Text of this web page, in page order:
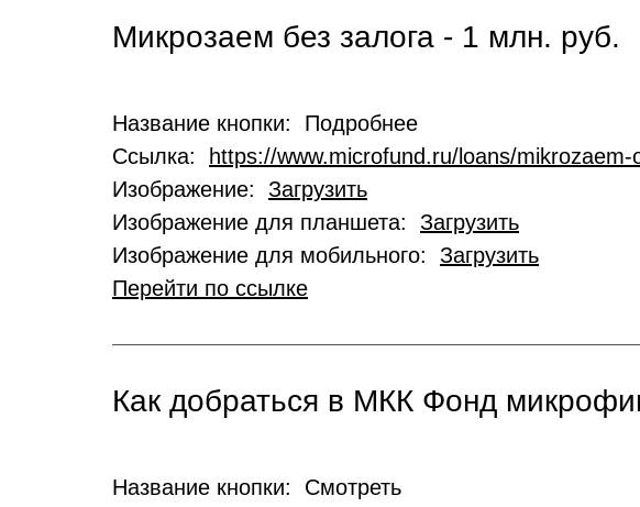
Микрозаем без залога - 1 млн. руб.
Название кнопки: Подробнее
Ссылка:
https://www.microfund.ru/loans/mikrozaem-
Изображение: Загрузить
Изображение для планшета: Загрузить
Изображение для мобильного: Загрузить
Перейти по ссылке
Как добраться в МКК Фонд
Название кнопки: Смотреть